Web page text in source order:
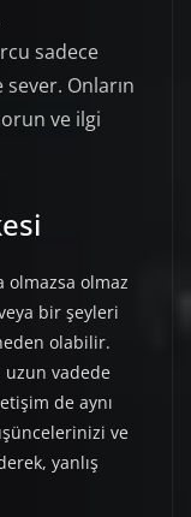
sadece
Onların
ve ilgi
olmaz
bir şeyleri
olabilir.
uzun vadede
de aynı
ve
yanlış